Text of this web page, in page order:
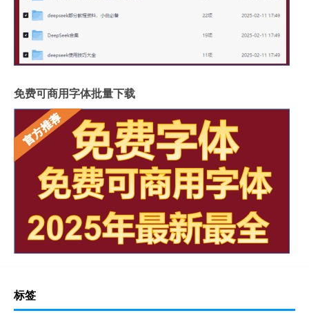
免费可商用字体批量下载
标签